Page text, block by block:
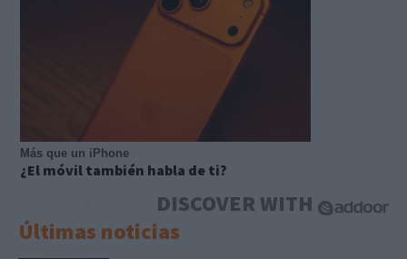
Más que un iPhone
¿El móvil también habla de ti?
DISCOVER WITH
Últimas noticias